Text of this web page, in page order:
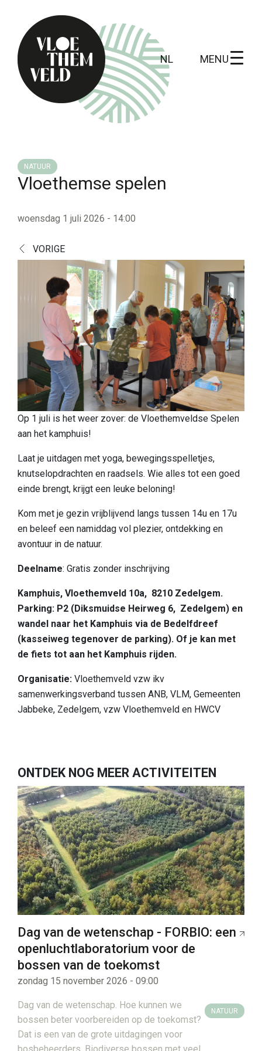
NL MENU
Te doen
Alle activiteiten
Kunst in Vloethemveld
Ontdek
Europese topnatuur
Cultuurhistorisch landschap
Een boeiende geschiedenis
Een blik op de vondsten
Boek Verborgen Parel
Praktische info
Onthaalpoorten
Speelzone
Honden
Eten & drinken
Slapen
Wie zijn wij
Ons gebied
Wetenschappelijk onderzoek
NATUUR
Vloethemse spelen
woensdag 1 juli 2026 - 14:00
VORIGE
Op 1 juli is het weer zover: de Vloethemveldse Spelen
aan het kamphuis!
Laat je uitdagen met yoga, bewegingsspelletjes,
knutselopdrachten en raadsels. Wie alles tot een goed
einde brengt, krijgt een leuke beloning!
Kom met je gezin vrijblijvend langs tussen 14u en 17u
en beleef een namiddag vol plezier, ontdekking en
avontuur in de natuur.
Deelname: Gratis zonder inschrijving
Kamphuis, Vloethemveld 10a, 8210 Zedelgem.
Parking: P2 (Diksmuidse Heirweg 6, Zedelgem) en
wandel naar het Kamphuis via de Bedelfdreef
(kasseiweg tegenover de parking). Of je kan met
de fiets tot aan het Kamphuis rijden.
Organisatie: Vloethemveld vzw ikv
samenwerkingsverband tussen ANB, VLM, Gemeenten
Jabbeke, Zedelgem, vzw Vloethemveld en HWCV
ONTDEK NOG MEER ACTIVITEITEN
Dag van de wetenschap - FORBIO: een
openluchtlaboratorium voor de
bossen van de toekomst
zondag 15 november 2026 - 09:00
Dag van de wetenschap. Hoe kunnen we
bossen beter voorbereiden op de toekomst?
Dat is een van de grote uitdagingen voor
NATUUR